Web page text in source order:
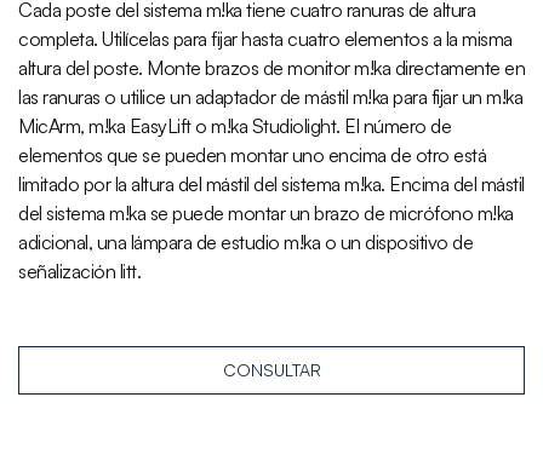
Cada poste del sistema m!ka tiene cuatro ranuras de altura
completa. Utilícelas para fijar hasta cuatro elementos a la misma
altura del poste. Monte brazos de monitor m!ka directamente en
las ranuras o utilice un adaptador de mástil m!ka para fijar un m!ka
MicArm, m!ka EasyLift o m!ka Studiolight. El número de
elementos que se pueden montar uno encima de otro está
limitado por la altura del mástil del sistema m!ka. Encima del mástil
del sistema m!ka se puede montar un brazo de micrófono m!ka
adicional, una lámpara de estudio m!ka o un dispositivo de
señalización litt.
CONSULTAR